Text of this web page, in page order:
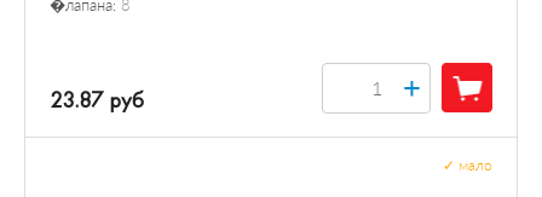
�лапана: 8
23.87 руб +
мало